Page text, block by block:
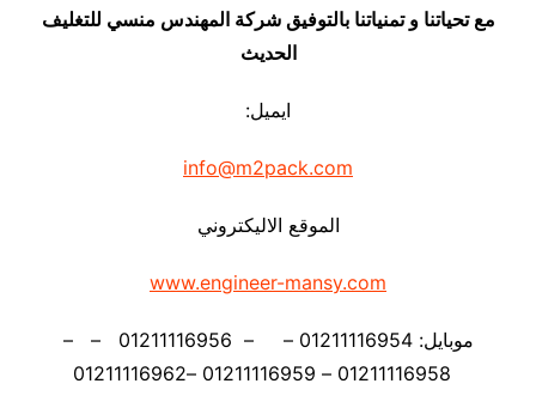
مع تحياتنا و تمنياتنا بالتوفيق شركة المهندس منسي للتغليف
الحديث
ايميل:
info@m2pack.com
الموقع الاليكتروني
www.engineer-mansy.com
موبايل: 01211116954 – – 01211116956 – –